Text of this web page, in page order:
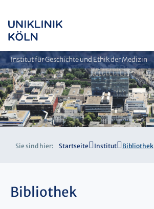
Institut für Geschichte und Ethik der Medizin
Sie sind hier: Startseite Institut Bibliothek
Bibliothek